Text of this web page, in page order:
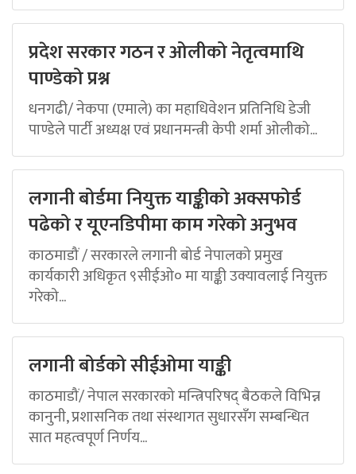
प्रदेश सरकार गठन र ओलीको नेतृत्वमाथि
पाण्डेको प्रश्न
धनगढी/ नेकपा (एमाले) का महाधिवेशन प्रतिनिधि डेजी
पाण्डेले पार्टी अध्यक्ष एवं प्रधानमन्त्री केपी शर्मा ओलीको...
लगानी बोर्डमा नियुक्त याङ्कीको अक्सफोर्ड
पढेको र यूएनडिपीमा काम गरेको अनुभव
काठमाडौं / सरकारले लगानी बोर्ड नेपालको प्रमुख
कार्यकारी अधिकृत ९सीईओ० मा याङ्की उक्यावलाई नियुक्त
गरेको...
लगानी बोर्डको सीईओमा याङ्की
काठमाडौं/ नेपाल सरकारको मन्त्रिपरिषद् बैठकले विभिन्न
कानुनी, प्रशासनिक तथा संस्थागत सुधारसँग सम्बन्धित
सात महत्वपूर्ण निर्णय...